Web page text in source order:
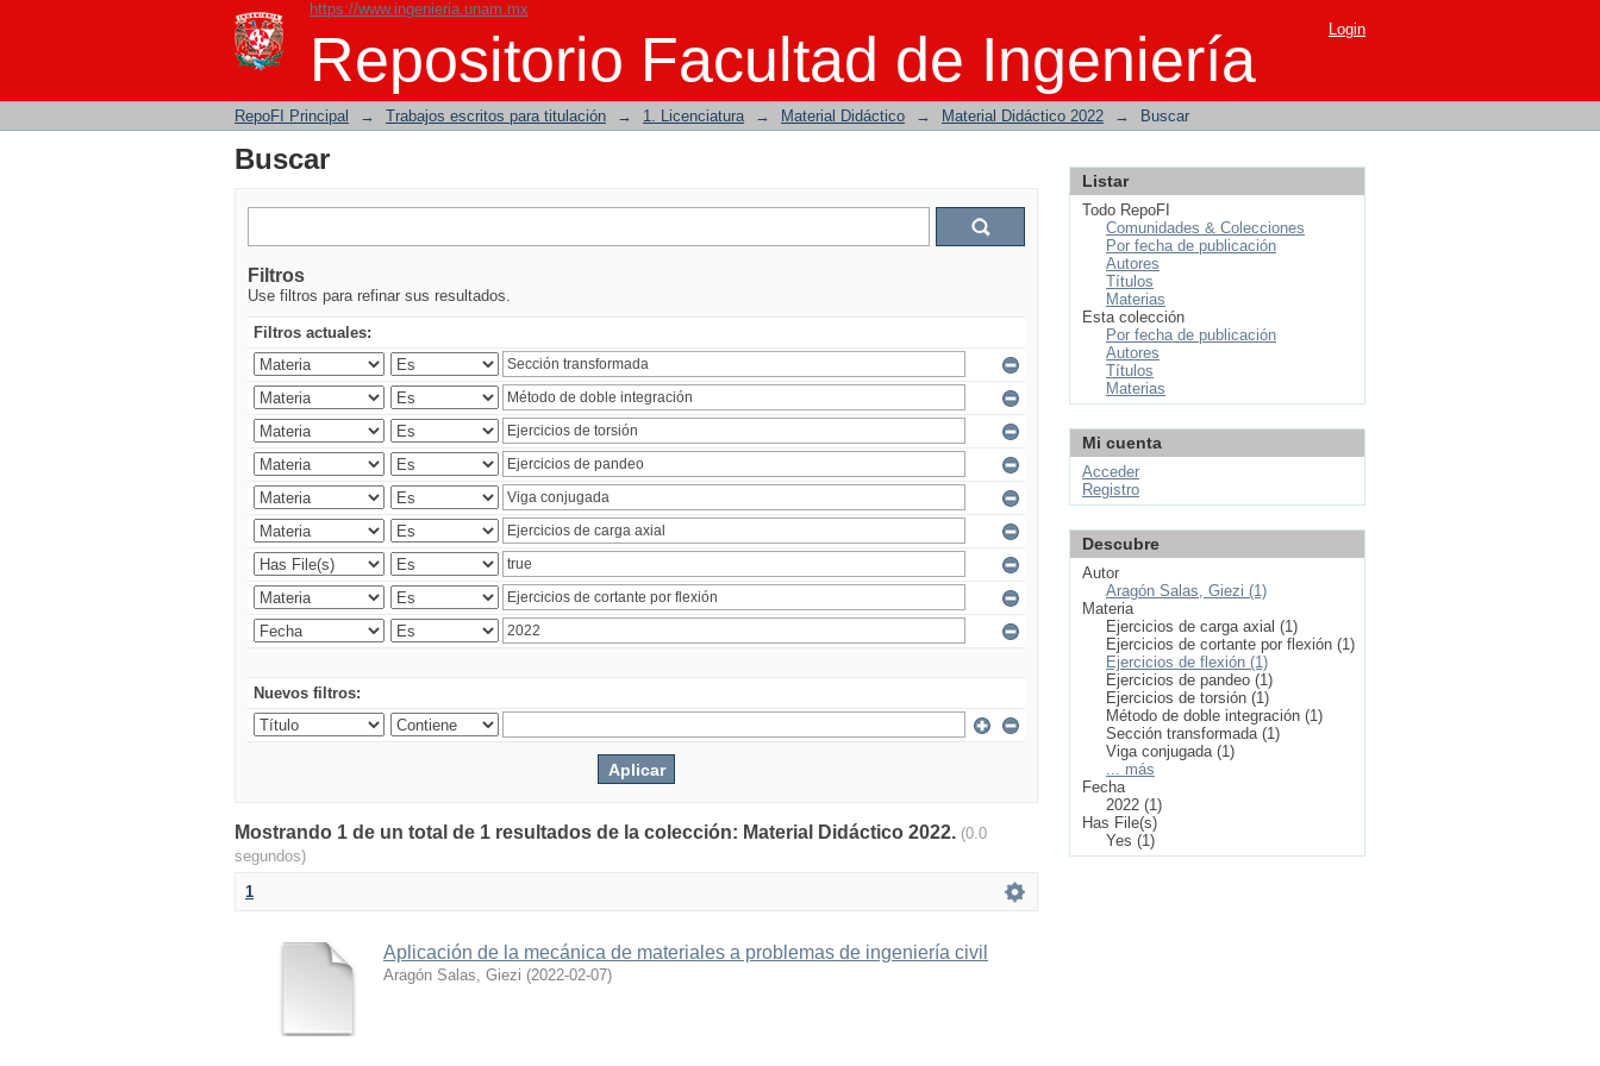
https://www.ingenieria.unam.mx
Repositorio Facultad de Ingeniería
Buscar Login
RepoFI Principal → Trabajos escritos para titulación → 1. Licenciatura → Material Didáctico → Material Didáctico 2022 → Buscar
Buscar
Filtros
Use filtros para refinar sus resultados.
Filtros actuales:
Nuevos filtros:
Mostrando 1 de un total de 1 resultados de la colección: Material Didáctico 2022. (0.0
segundos)
1
Aplicación de la mecánica de materiales a problemas de ingeniería civil
Aragón Salas, Giezi (2022-02-07)
Listar
Todo RepoFI
Comunidades & Colecciones
Por fecha de publicación
Autores
Títulos
Materias
Esta colección
Por fecha de publicación
Autores
Títulos
Materias
Mi cuenta
Acceder
Registro
Descubre
Autor
Aragón Salas, Giezi (1)
Materia
Ejercicios de carga axial (1)
Ejercicios de cortante por flexión (1)
Ejercicios de flexión (1)
Ejercicios de pandeo (1)
Ejercicios de torsión (1)
Método de doble integración (1)
Sección transformada (1)
Viga conjugada (1)
... más
Fecha
2022 (1)
Has File(s)
Yes (1)